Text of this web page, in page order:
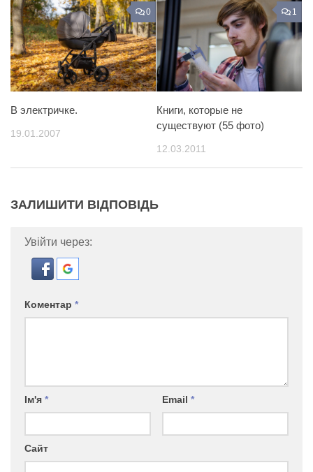
0
В электричке.
19.01.2007
1
Книги, которые не
существуют (55 фото)
12.03.2011
ЗАЛИШИТИ ВІДПОВІДЬ
Увійти через:
Коментар *
Ім'я * Email *
Сайт